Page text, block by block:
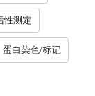
性测定
蛋白染色/标记